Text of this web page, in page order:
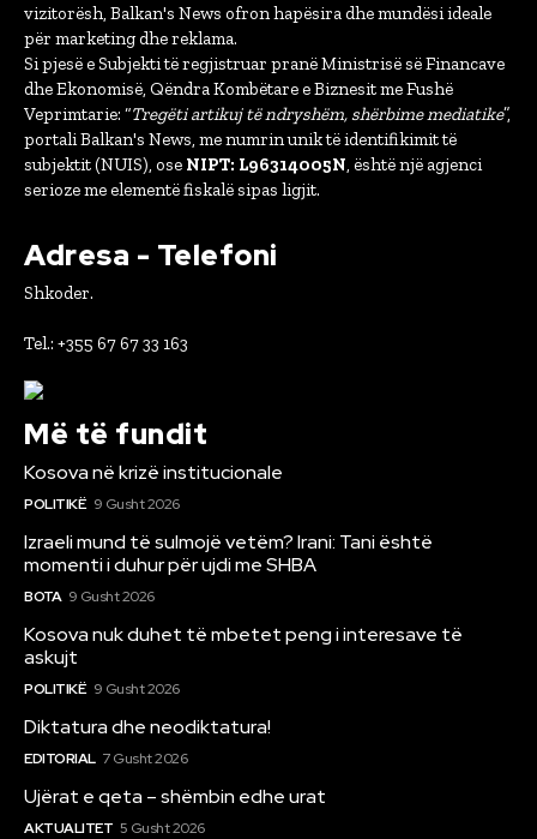
vizitorësh, Balkan's News ofron hapësira dhe mundësi ideale
për marketing dhe reklama.
Si pjesë e Subjekti të regjistruar pranë Ministrisë së Financave
dhe Ekonomisë, Qëndra Kombëtare e Biznesit me Fushë
Veprimtarie: “Tregëti artikuj të ndryshëm, shërbime mediatike”,
portali Balkan's News, me numrin unik të identifikimit të
subjektit (NUIS), ose NIPT: L96314005N, është një agjenci
serioze me elementë fiskalë sipas ligjit.
Adresa - Telefoni
Shkoder.
Tel.: +355 67 67 33 163
Më të fundit
Kosova në krizë institucionale
POLITIKË 9 Gusht 2026
Izraeli mund të sulmojë vetëm? Irani: Tani është
momenti i duhur për ujdi me SHBA
BOTA 9 Gusht 2026
Kosova nuk duhet të mbetet peng i interesave të
askujt
POLITIKË 9 Gusht 2026
Diktatura dhe neodiktatura!
EDITORIAL 7 Gusht 2026
Ujërat e qeta – shëmbin edhe urat
AKTUALITET 5 Gusht 2026